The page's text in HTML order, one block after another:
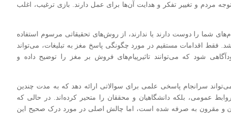
مردم و تغییر تفکر و هدایت آن‌ها برای عمل دارند. بازی ترغیب، اغلب
شما را دوست دارند یا ندارند، از روش‌های تحقیقاتی مرسوم استفاده
فقط اقدامات مستقیم در مورد چگونگی پاسخ مغز به تبلیغات، می‌تواند
شود که می‌توانند تاثیرپیام‌های فروش بر مغز را توضیح داده و
سرانجام پاسخی علمی برای سوالاتی ارائه دهد که به مدت چندین
روابط عمومی، بلکه دانشگاهیان و محققان را متحیر کرده‌اند. در حالی که
و مقرون به صرفه شده است، اما چالش اصلی در مورد درک صحیح این